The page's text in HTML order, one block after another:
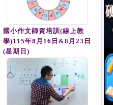
國小作文師資培訓(線上教
學)115年8月16日&8月23日
(星期日)